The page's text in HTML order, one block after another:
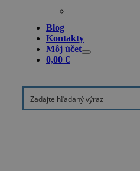
Blog
Kontakty
Môj účet
0,00 €